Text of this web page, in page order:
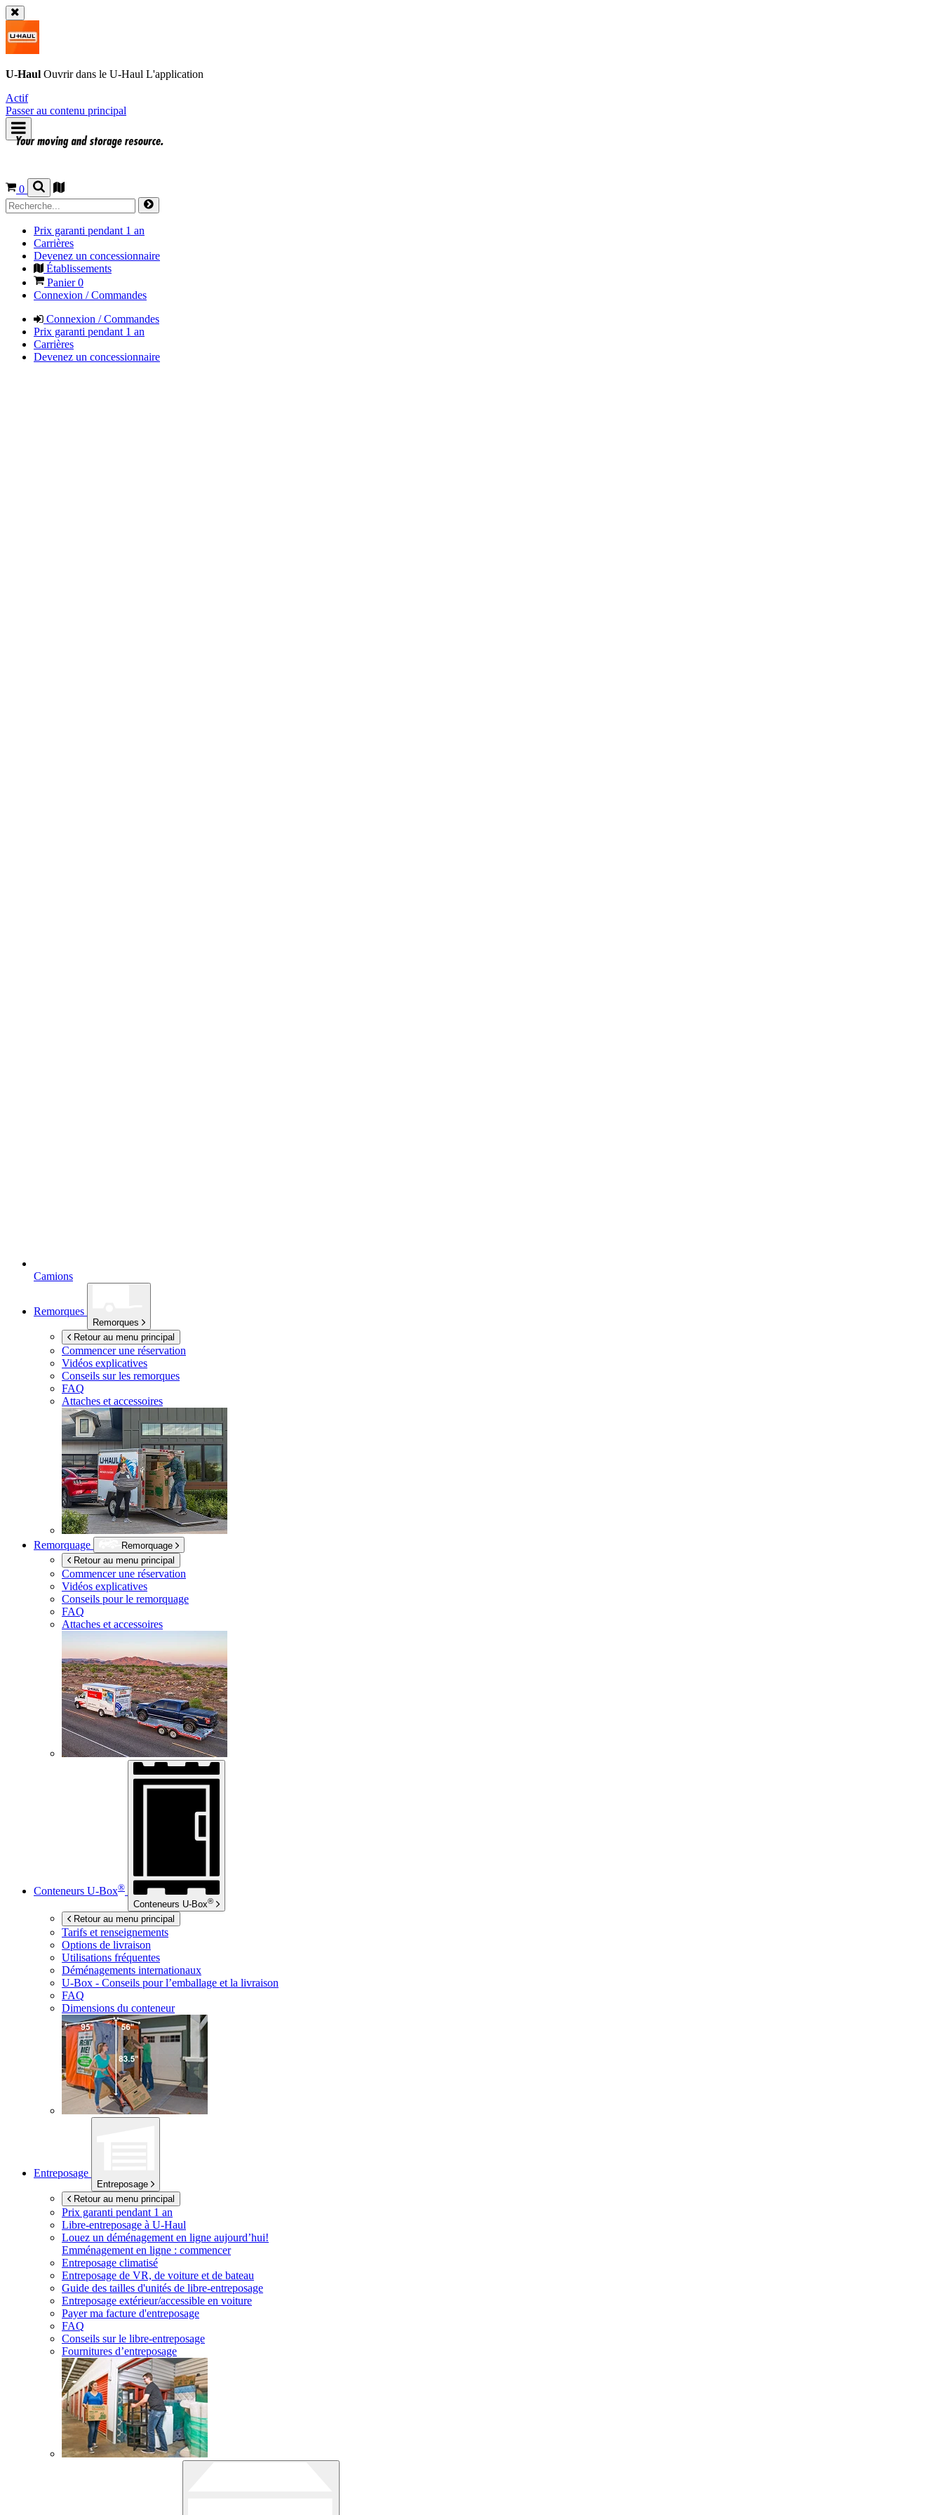
U-Haul Ouvrir dans le U-Haul L'application
Actif
Passer au contenu principal
0
Prix garanti pendant 1 an
Carrières
Devenez un concessionnaire
Établissements
Panier0
Connexion / Commandes
Connexion / Commandes
Prix garanti pendant 1 an
Carrières
Devenez un concessionnaire
Camions
Remorques
Remorques
Retour au menu principal
Commencer une réservation
Vidéos explicatives
Conseils sur les remorques
FAQ
Attaches et accessoires
Remorquage
Remorquage
Retour au menu principal
Commencer une réservation
Vidéos explicatives
Conseils pour le remorquage
FAQ
Attaches et accessoires
Conteneurs U-Box®
Conteneurs U-Box®
Retour au menu principal
Tarifs et renseignements
Options de livraison
Utilisations fréquentes
Déménagements internationaux
U-Box - Conseils pour l’emballage et la livraison
FAQ
Dimensions du conteneur
Entreposage
Entreposage
Retour au menu principal
Prix garanti pendant 1 an
Libre-entreposage à U-Haul
Louez un déménagement en ligne aujourd’hui!
Emménagement en ligne : commencer
Entreposage climatisé
Entreposage de VR, de voiture et de bateau
Guide des tailles d'unités de libre-entreposage
Entreposage extérieur/accessible en voiture
Payer ma facture d'entreposage
FAQ
Conseils sur le libre-entreposage
Fournitures d’entreposage